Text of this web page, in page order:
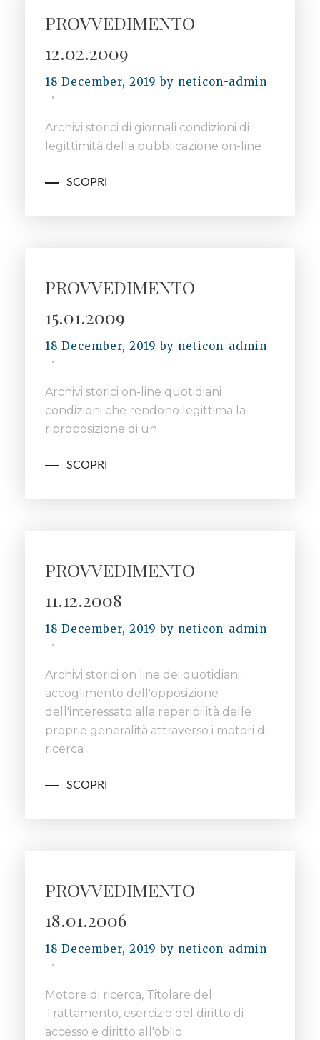
PROVVEDIMENTO
12.02.2009
18 December, 2019 by neticon-admin
Archivi storici di giornali condizioni di
legittimità della pubblicazione on-line
SCOPRI
PROVVEDIMENTO
15.01.2009
18 December, 2019 by neticon-admin
Archivi storici on-line quotidiani
condizioni che rendono legittima la
riproposizione di un
SCOPRI
PROVVEDIMENTO
11.12.2008
18 December, 2019 by neticon-admin
Archivi storici on line dei quotidiani:
accoglimento dell'opposizione
dell'interessato alla reperibilità delle
proprie generalità attraverso i motori di
ricerca
SCOPRI
PROVVEDIMENTO
18.01.2006
18 December, 2019 by neticon-admin
Motore di ricerca, Titolare del
Trattamento, esercizio del diritto di
accesso e diritto all'oblio